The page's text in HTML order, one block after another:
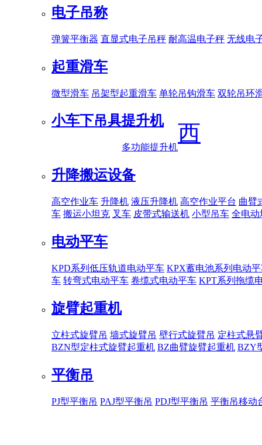
电子吊称
弹簧平衡器 直显式电子吊秤 耐高温电子秤 无线电
起重滑车
微型滑车 吊架型起重滑车 单轮吊钩滑车 双轮吊环
小车下吊具提升机
多功能提升机
升降搬运设备
高空作业车 升降机 液压升降机 高空作业平台 曲臂
车 搬运小坦克 叉车 皮带式输送机 小型吊车 全电动
电动平车
KPD系列低压轨道电动平车 KPX蓄电池系列电动
车 转弯式电动平车 卷缆式电动平车 KPT系列拖缆
旋臂起重机
立柱式旋臂吊 墙式旋臂吊 壁行式旋臂吊 定柱式悬
BZN型定柱式旋臂起重机 BZ曲臂旋臂起重机 BZY
平衡吊
PJ型平衡吊 PAJ型平衡吊 PDJ型平衡吊 平衡吊移动
西